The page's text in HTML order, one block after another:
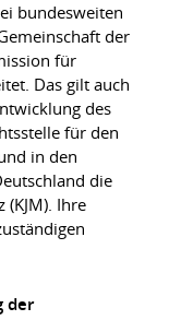
bundesweiten
der
für
Das gilt auch
des
für den
in den
die
Ihre
der